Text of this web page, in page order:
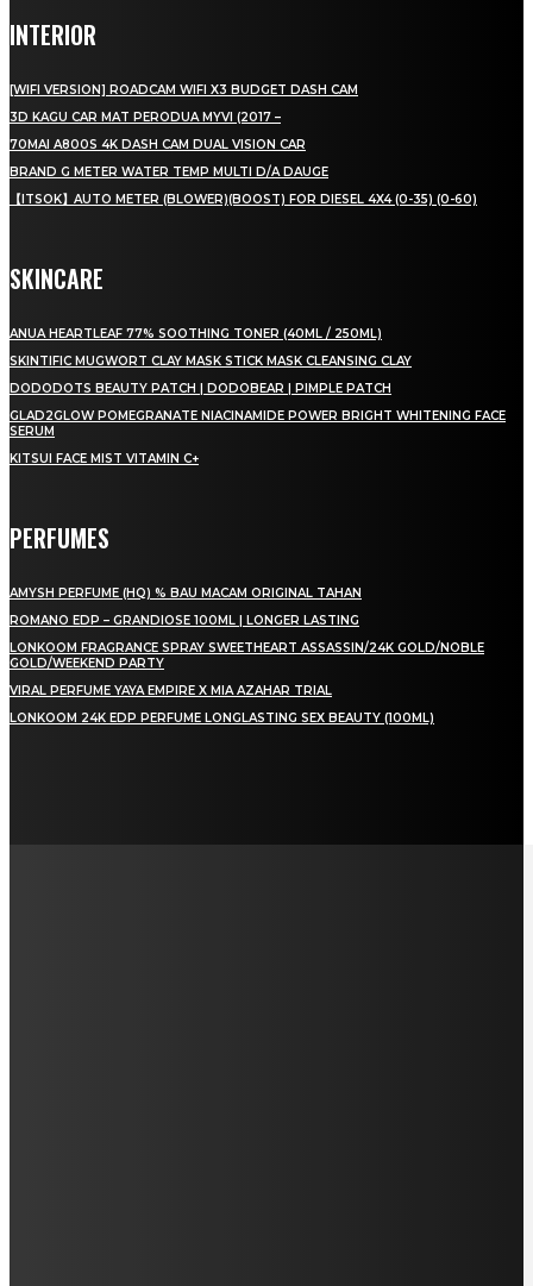
INTERIOR
[WIFI VERSION] ROADCAM WIFI X3 BUDGET DASH CAM
3D KAGU CAR MAT PERODUA MYVI (2017 –
70MAI A800S 4K DASH CAM DUAL VISION CAR
BRAND G METER WATER TEMP MULTI D/A DAUGE
【ITSOK】AUTO METER (BLOWER)(BOOST) FOR DIESEL 4X4 (0-35) (0-60)
SKINCARE
ANUA HEARTLEAF 77% SOOTHING TONER (40ML / 250ML)
SKINTIFIC MUGWORT CLAY MASK STICK MASK CLEANSING CLAY
DODODOTS BEAUTY PATCH | DODOBEAR | PIMPLE PATCH
GLAD2GLOW POMEGRANATE NIACINAMIDE POWER BRIGHT WHITENING FACE
SERUM
KITSUI FACE MIST VITAMIN C+
PERFUMES
AMYSH PERFUME (HQ) % BAU MACAM ORIGINAL TAHAN
ROMANO EDP – GRANDIOSE 100ML | LONGER LASTING
LONKOOM FRAGRANCE SPRAY SWEETHEART ASSASSIN/24K GOLD/NOBLE
GOLD/WEEKEND PARTY
VIRAL PERFUME YAYA EMPIRE X MIA AZAHAR TRIAL
LONKOOM 24K EDP PERFUME LONGLASTING SEX BEAUTY (100ML)